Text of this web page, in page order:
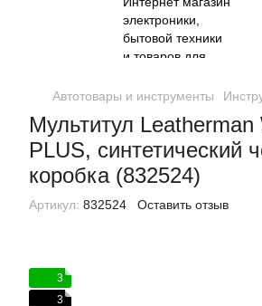
Автотовары и инструменты
Мультитул Leatherman
PLUS, синтетический
коробка (832524)
Артикул: 832524 Оставить отзыв
3
3